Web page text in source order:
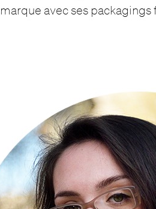
avec ses